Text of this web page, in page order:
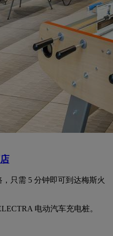
只需 5 分钟即可到达梅斯火
电动汽车充电桩。